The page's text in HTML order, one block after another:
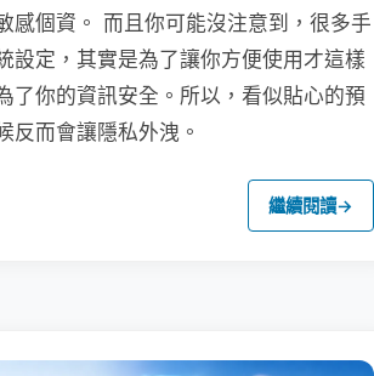
感個資。 而且你可能沒注意到，很多手
設定，其實是為了讓你方便使用才這樣
了你的資訊安全。所以，看似貼心的預
反而會讓隱私外洩。
繼續閱讀→